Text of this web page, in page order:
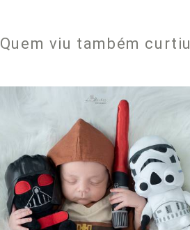
Quem viu também curtiu